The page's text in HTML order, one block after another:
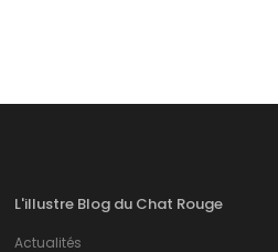
L'illustre Blog du Chat Rouge
Actualités